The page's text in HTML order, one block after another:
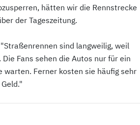
hätten wir die Rennstrecke
der Tageszeitung.
sind langweilig, weil
Fans sehen die Autos nur für ein
warten. Ferner kosten sie häufig sehr